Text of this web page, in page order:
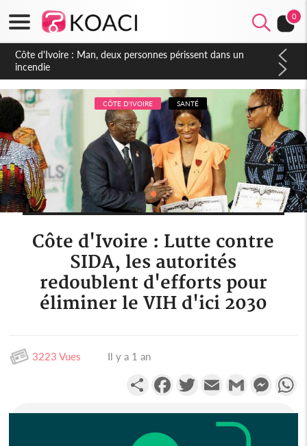
0
Côte d'Ivoire : Séileu, la célébration de la fête nationale
transformée en vaste campagne contre les produits
dépigmentants dangereux
CÔTE D'IVOIRE SANTÉ
Côte d'Ivoire : Lutte contre
SIDA, les autorités
redoublent d'efforts pour
éliminer le VIH d'ici 2030
3223 Vues Il y a 1 an
PartagerFacebookTwitterEmail Gmail